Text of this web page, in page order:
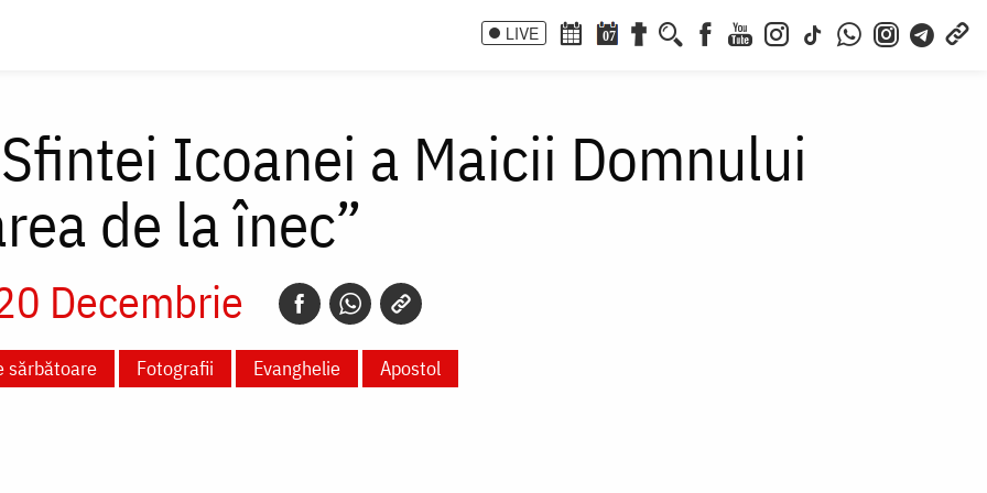
LIVE 07
Icoanei a Maicii Domnului
de la înec”
Decembrie
sărbătoare Fotografii Evanghelie Apostol